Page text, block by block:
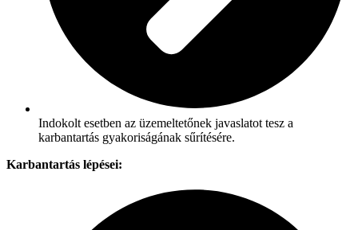
Indokolt esetben az üzemeltetőnek javaslatot tesz a
karbantartás gyakoriságának sűrítésére.
Karbantartás lépései: